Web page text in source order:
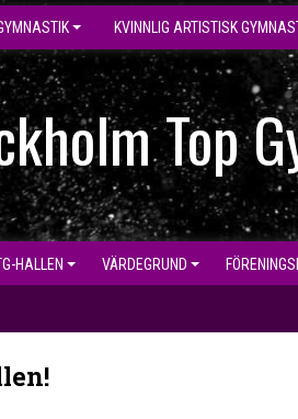
KVINNLIG ARTISTISK
Top
HALLEN VÄRDEGRUND